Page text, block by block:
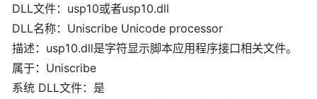
DLL文件：usp10或者usp10.dll
DLL名称：Uniscribe Unicode processor
描述：usp10.dll是字符显示脚本应用程序接口相关文件。
属于：Uniscribe
系统 DLL文件：是